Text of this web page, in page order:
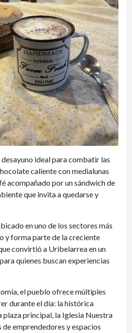
ideal para combatir las
caliente con medialunas
acompañado por un sándwich de
que invita a quedarse y
en uno de los sectores más
y forma parte de la creciente
convirtió a Uribelarrea en un
quienes buscan experiencias
el pueblo ofrece múltiples
durante el día: la histórica
principal, la Iglesia Nuestra
de emprendedores y espacios